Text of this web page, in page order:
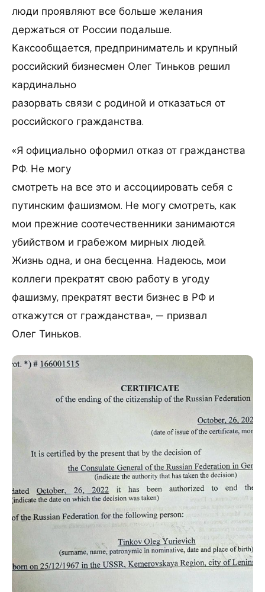
люди проявляют все больше желания
держаться от России подальше.
Каксообщается, предприниматель и крупный
российский бизнесмен Олег Тиньков решил
кардинально
разорвать связи с родиной и отказаться от
российского гражданства.
«Я официально оформил отказ от гражданства
РФ. Не могу
смотреть на все это и ассоциировать себя с
путинским фашизмом. Не могу смотреть, как
мои прежние соотечественники занимаются
убийством и грабежом мирных людей.
Жизнь одна, и она бесценна. Надеюсь, мои
коллеги прекратят свою работу в угоду
фашизму, прекратят вести бизнес в РФ и
откажутся от гражданства», — призвал
Олег Тиньков.